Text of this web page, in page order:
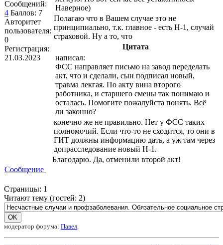
Сообщений:
4 Баллов: 7
Авторитет
пользователя:
0
Регистрация:
21.03.2023
Наверное)
Полагаю что в Вашем случае это не
принципиально, т.к. главное - есть Н-1, случай
страховой. Ну а то, что
Цитата
написал:
ФСС направляет письмо на завод переделать
акт, что и сделали, сын подписал новый,
травма лекгая. По акту вина второго
работника, и старшего смены так понимаю и
осталась. Помогите пожалуйста понять. Всё
ли законно?
конечно же не правильно. Нет у ФСС таких
полномочий. Если что-то не сходится, то они в
ГИТ должны информацию дать, а уж там через
допрасследование новый Н-1.
Благодарю. Да, отменили второй акт!
Сообщение
Страницы: 1
Читают тему (гостей: 2)
модератор форума: Павел